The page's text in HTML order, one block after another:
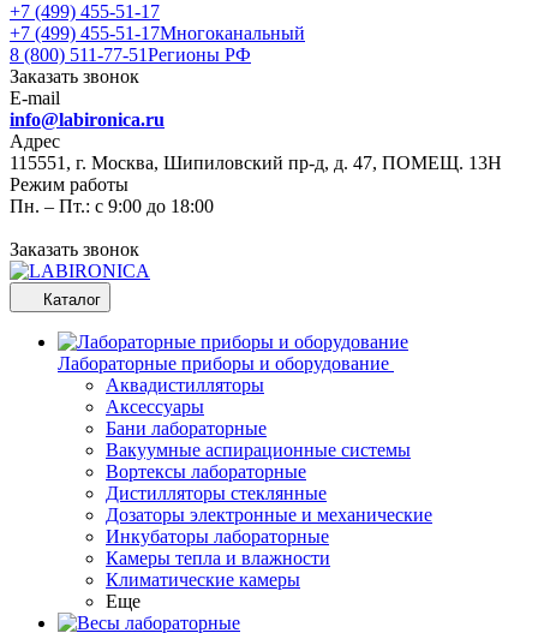
+7 (499) 455-51-17
+7 (499) 455-51-17Многоканальный
8 (800) 511-77-51Регионы РФ
Заказать звонок
E-mail
info@labironica.ru
Адрес
115551, г. Москва, Шипиловский пр-д, д. 47, ПОМЕЩ. 13Н
Режим работы
Пн. – Пт.: с 9:00 до 18:00
Заказать звонок
Каталог
Лабораторные приборы и оборудование
Аквадистилляторы
Аксессуары
Бани лабораторные
Вакуумные аспирационные системы
Вортексы лабораторные
Дистилляторы стеклянные
Дозаторы электронные и механические
Инкубаторы лабораторные
Камеры тепла и влажности
Климатические камеры
Еще